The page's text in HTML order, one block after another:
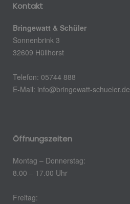
Kontakt
Bringewatt & Schüler
Sonnenbrink 3
32609 Hüllhorst
Telefon: 05744 888
E-Mail: info@bringewatt-schueler.de
Öffnungszeiten
Montag – Donnerstag:
8.00 – 17.00 Uhr
Freitag: